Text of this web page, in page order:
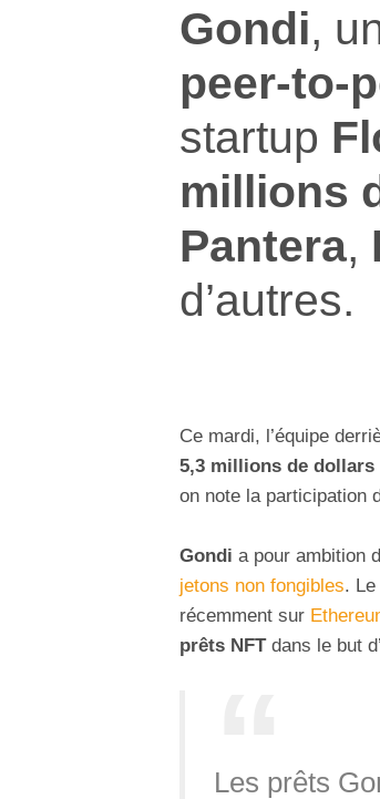
Gondi,
peer-to-
startup
millions
Pantera,
d’autres.
Ce mardi, l’équipe
5,3 millions de dollars
on note la participation
Gondi a pour ambition
jetons non fongibles.
récemment sur
prêts NFT dans le but
Les prêts